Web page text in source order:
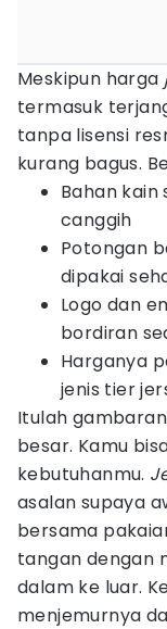
Meskipun harga
termasuk
tanpa lisensi
kurang bagus.
Bahan
canggih
Potongan
dipakai
Logo dan
bordiran
Harganya
jenis tier
Itulah
besar. Kamu
kebutuhanmu.
asalan supaya
bersama
tangan dengan
dalam ke luar.
menjemurnya